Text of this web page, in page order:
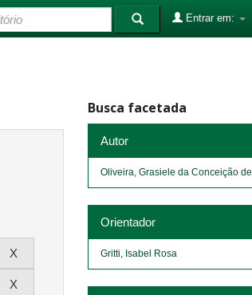
Entrar em:
Busca facetada
Autor
Oliveira, Grasiele da Conceição de
Orientador
Gritti, Isabel Rosa